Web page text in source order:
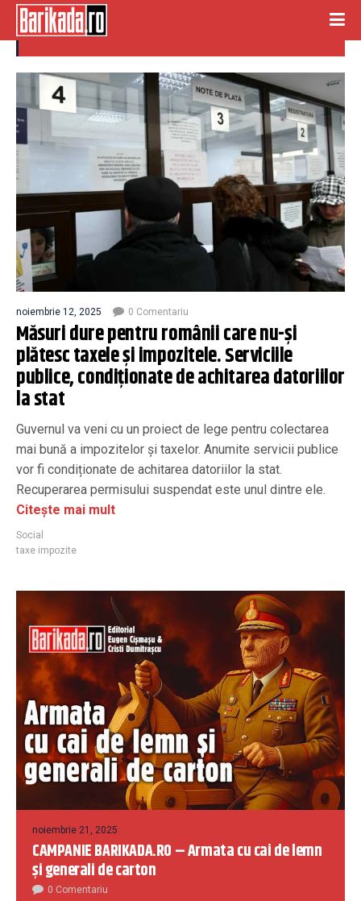
taxe impozite
noiembrie 12, 2025 0 Comentariu
Măsuri dure pentru românii care nu-și
plătesc taxele și impozitele. Serviciile
publice, condiționate de achitarea datoriilor
la stat
Guvernul va veni cu un proiect de lege pentru colectarea
mai bună a impozitelor și taxelor. Anumite servicii publice
vor fi condiționate de achitarea datoriilor la stat.
Recuperarea permisului suspendat este unul dintre ele.
Citește mai mult
Social
taxe impozite
noiembrie 21, 2025
CAMPANIE BARIKADA.RO – Armata cu cai de lemn
și generali de carton
0 Comentariu